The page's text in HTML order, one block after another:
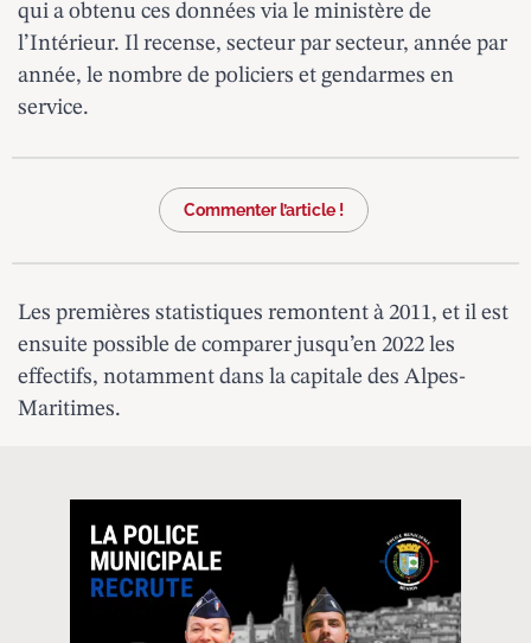
qui a obtenu ces données via le ministère de
l’Intérieur. Il recense, secteur par secteur, année par
année, le nombre de policiers et gendarmes en
service.
Commenter l’article !
Les premières statistiques remontent à 2011, et il est
ensuite possible de comparer jusqu’en 2022 les
effectifs, notamment dans la capitale des Alpes-
Maritimes.